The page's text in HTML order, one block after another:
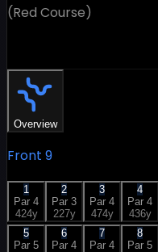
(Red Course)
Overview
Front 9
1
Par 4
424y
2
Par 3
227y
3
Par 4
474y
4
Par 4
436y
5
Par 5
6
Par 4
7
Par 4
8
Par 5